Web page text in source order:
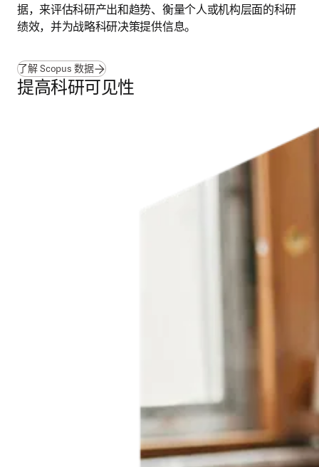
据，来评估科研产出和趋势、衡量个人或机构层面的科研
绩效，并为战略科研决策提供信息。
了解 Scopus 数据
提高科研可见性